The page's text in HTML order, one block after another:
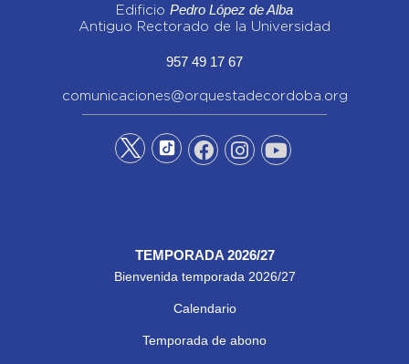
Edificio Pedro López de Alba
Antiguo Rectorado de la Universidad
957 49 17 67
comunicaciones@orquestadecordoba.org
TEMPORADA 2026/27
Bienvenida temporada 2026/27
Calendario
Temporada de abono